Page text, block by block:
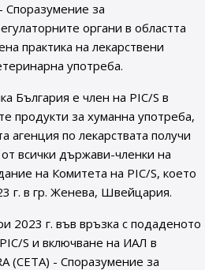
Споразумение за
органи в областта
практика на лекарствени
употреба.
България е член на PIC/S в
продукти за хуманна употреба,
агенция по лекарствата получи
всички държави-членки на
на Комитета на PIC/S, което
г. в гр. Женева, Швейцария.
2023 г. във връзка с подаденото
S и включване на ИАЛ в
(CETA) - Споразумение за